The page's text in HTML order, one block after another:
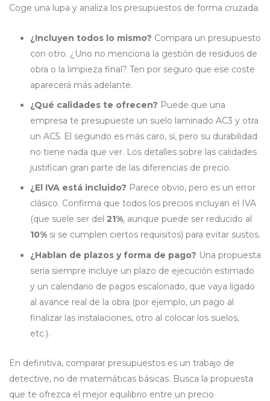
Coge una lupa y analiza los presupuestos de forma cruzada:
¿Incluyen todos lo mismo? Compara un presupuesto
con otro. ¿Uno no menciona la gestión de residuos de
obra o la limpieza final? Ten por seguro que ese coste
aparecerá más adelante.
¿Qué calidades te ofrecen? Puede que una
empresa te presupueste un suelo laminado AC3 y otra
un AC5. El segundo es más caro, sí, pero su durabilidad
no tiene nada que ver. Los detalles sobre las calidades
justifican gran parte de las diferencias de precio.
¿El IVA está incluido? Parece obvio, pero es un error
clásico. Confirma que todos los precios incluyan el IVA
(que suele ser del 21%, aunque puede ser reducido al
10% si se cumplen ciertos requisitos) para evitar sustos.
¿Hablan de plazos y forma de pago? Una propuesta
seria siempre incluye un plazo de ejecución estimado
y un calendario de pagos escalonado, que vaya ligado
al avance real de la obra (por ejemplo, un pago al
finalizar las instalaciones, otro al colocar los suelos,
etc.).
En definitiva, comparar presupuestos es un trabajo de
detective, no de matemáticas básicas. Busca la propuesta
que te ofrezca el mejor equilibrio entre un precio